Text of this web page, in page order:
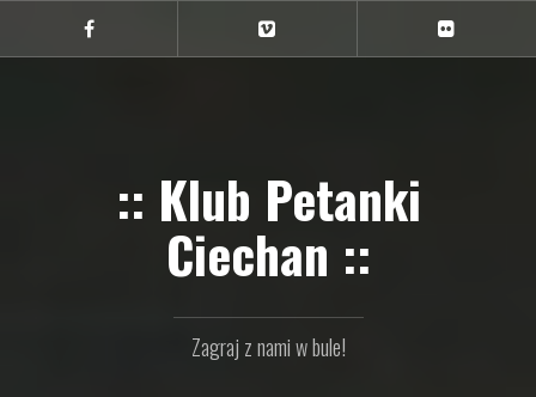
treści
Ciechan
na
na
na
:: Klub Petanki
Ciechan ::
Zagraj z nami w bule!